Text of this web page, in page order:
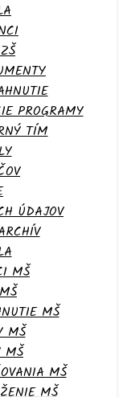
PROGRAMY
TÍM
ÚDAJOV
MŠ
MŠ
MŠ
MŠ
MŠ
MŠ